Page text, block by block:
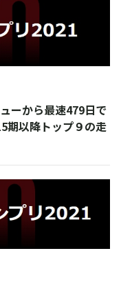
ーから最速479日で
期以降トップ９の走